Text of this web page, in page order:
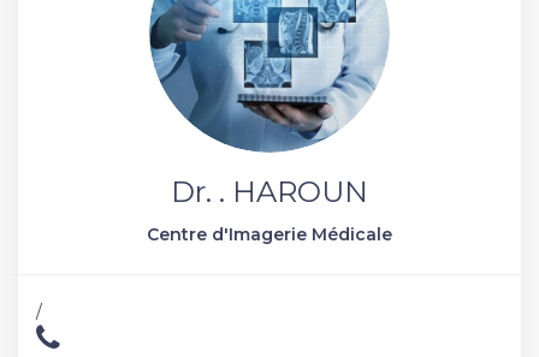
Dr. . HAROUN
Centre d'Imagerie Médicale
/